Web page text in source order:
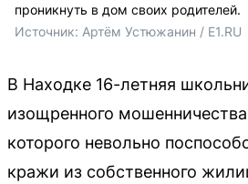
проникнуть в дом своих родителей.
Источник: Артём Устюжанин / E1.RU
В Находке 16-летняя
изощренного
которого невольно
кражи из собственного